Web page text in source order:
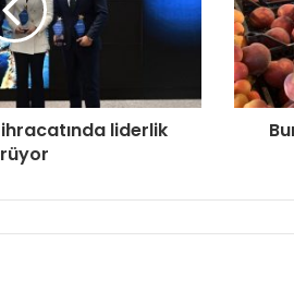
liderlik